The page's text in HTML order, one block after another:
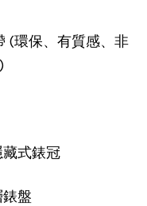
(環保、有質感、非
式錶冠
盤